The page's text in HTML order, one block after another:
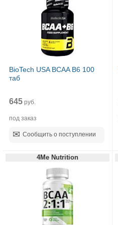
BioTech USA BCAA B6 100
таб
645руб.
под заказ
Сообщить о поступлении
4Me Nutrition